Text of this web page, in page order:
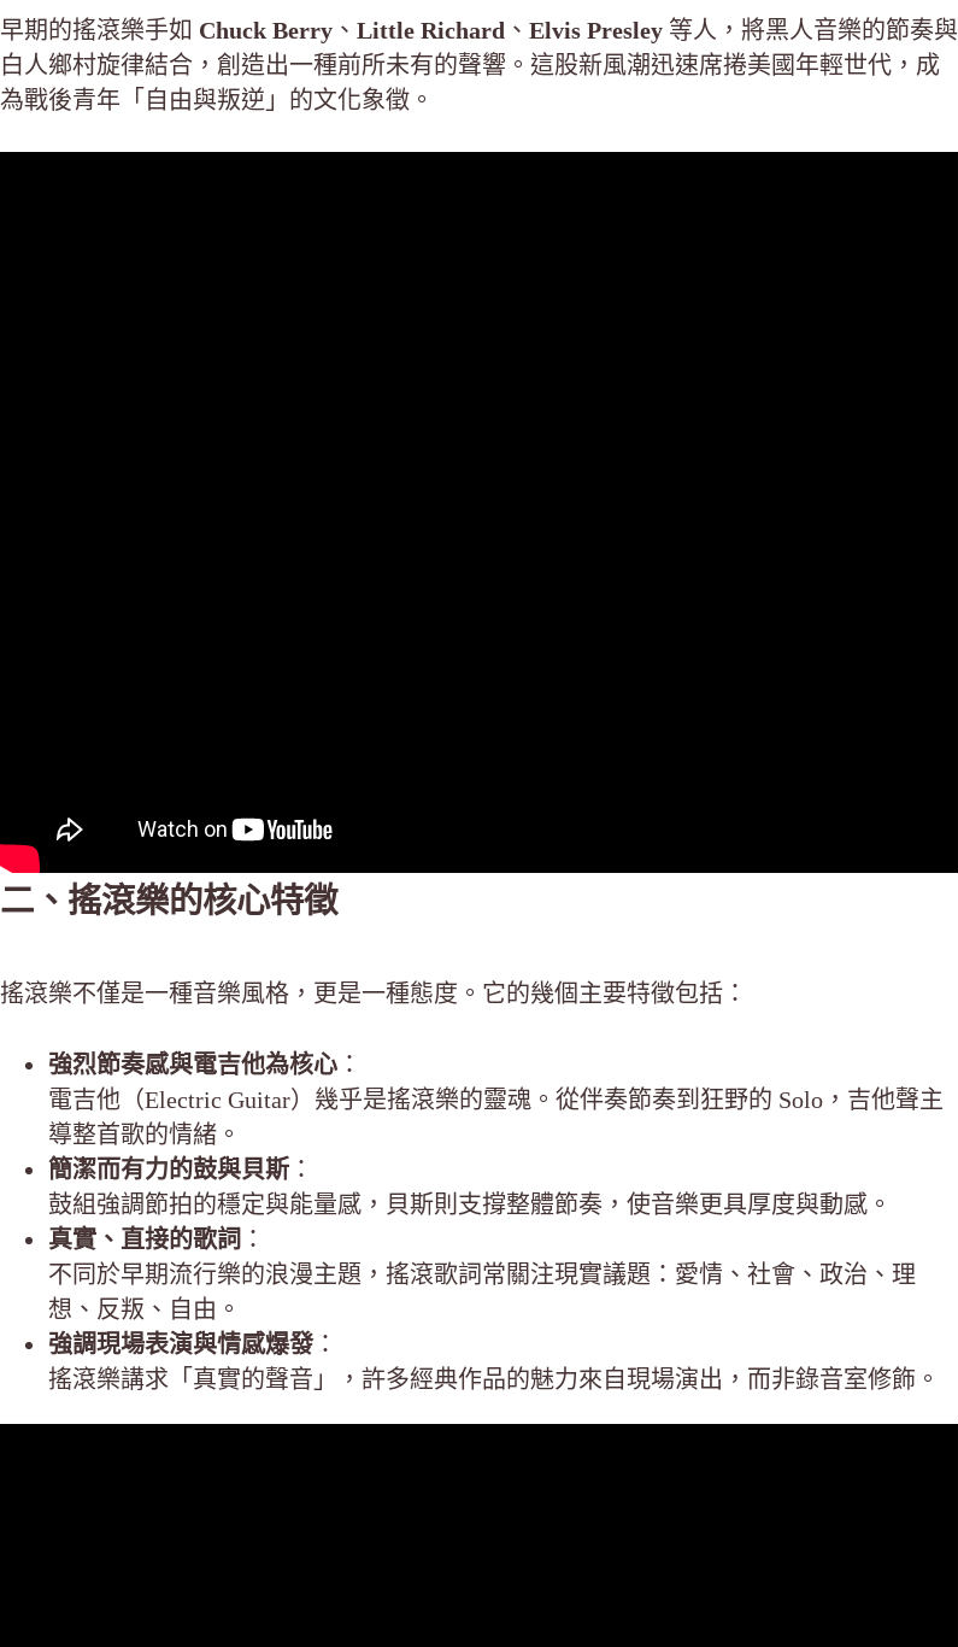
早期的搖滾樂手如 Chuck Berry 、 Little Richard 、 Elvis Presley 等人，將黑人音樂的節奏與
白人鄉村旋律結合，創造出一種前所未有的聲響。這股新風潮迅速席捲美國年輕世代，成
為戰後青年「自由與叛逆」的文化象徵。
二、搖滾樂的核心特徵
搖滾樂不僅是一種音樂風格，更是一種態度。它的幾個主要特徵包括：
強烈節奏感與電吉他為核心 ：
電吉他（Electric Guitar）幾乎是搖滾樂的靈魂。從伴奏節奏到狂野的 Solo，吉他聲主
導整首歌的情緒。
簡潔而有力的鼓與貝斯 ：
鼓組強調節拍的穩定與能量感，貝斯則支撐整體節奏，使音樂更具厚度與動感。
真實、直接的歌詞 ：
不同於早期流行樂的浪漫主題，搖滾歌詞常關注現實議題：愛情、社會、政治、理
想、反叛、自由。
強調現場表演與情感爆發：
搖滾樂講求「真實的聲音」，許多經典作品的魅力來自現場演出，而非錄音室修飾。